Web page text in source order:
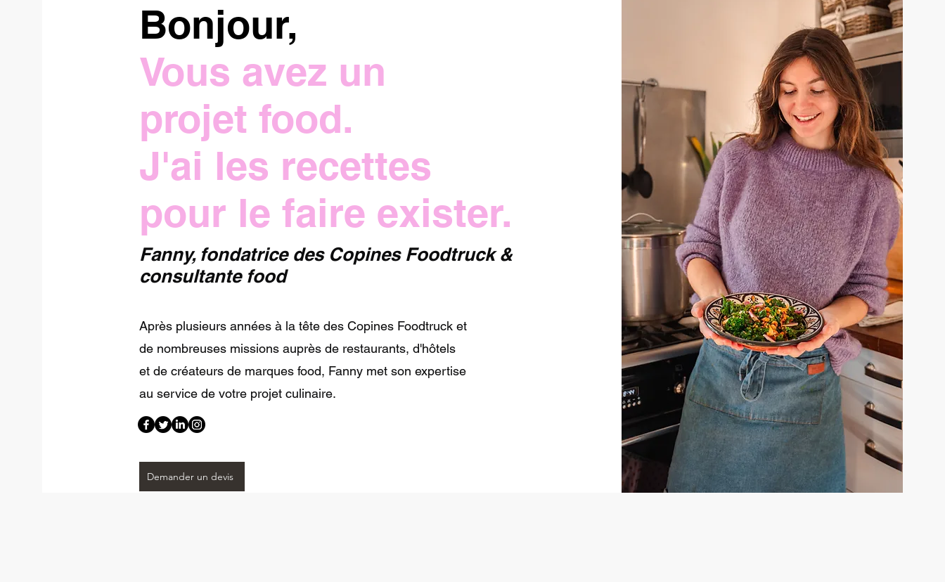
Bonjour,
Vous avez un
projet food.
J'ai les recettes
pour le faire exister.
Fanny, fondatrice des Copines Foodtruck &
consultante food
Après plusieurs années à la tête des Copines Foodtruck et
de nombreuses missions auprès de restaurants, d'hôtels
et de créateurs de marques food, Fanny met son expertise
au service de votre projet culinaire.
Demander un devis